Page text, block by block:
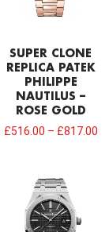
SUPER CLONE
REPLICA PATEK
PHILIPPE
NAUTILUS –
ROSE GOLD
£516.00 – £817.00